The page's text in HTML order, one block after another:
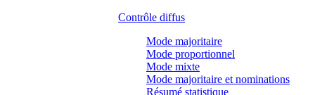
Contrôle diffus
Mode majoritaire
Mode proportionnel
Mode mixte
Mode majoritaire et nominations
Résumé statistique